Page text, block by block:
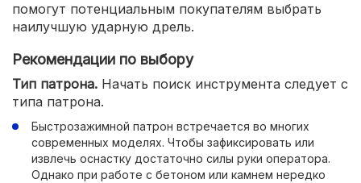
помогут потенциальным покупателям выбрать
наилучшую ударную дрель.
Рекомендации по выбору
Тип патрона. Начать поиск инструмента следует с
типа патрона.
Быстрозажимной патрон встречается во многих
современных моделях. Чтобы зафиксировать или
извлечь оснастку достаточно силы руки оператора.
Однако при работе с бетоном или камнем нередко